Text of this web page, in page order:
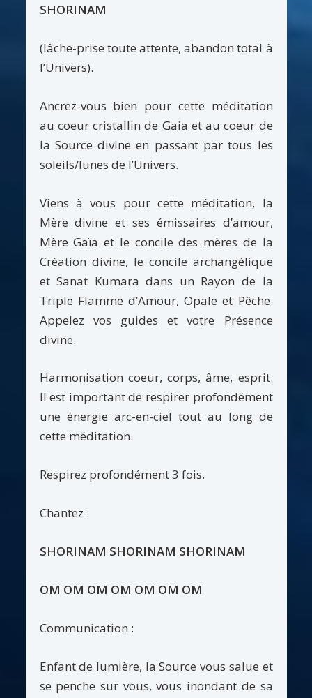
SHORINAM
(lâche-prise toute attente, abandon total à
l’Univers).
Ancrez-vous bien pour cette méditation
au coeur cristallin de Gaia et au coeur de
la Source divine en passant par tous les
soleils/lunes de l’Univers.
Viens à vous pour cette méditation, la
Mère divine et ses émissaires d’amour,
Mère Gaïa et le concile des mères de la
Création divine, le concile archangélique
et Sanat Kumara dans un Rayon de la
Triple Flamme d’Amour, Opale et Pêche.
Appelez vos guides et votre Présence
divine.
Harmonisation coeur, corps, âme, esprit.
Il est important de respirer profondément
une énergie arc-en-ciel tout au long de
cette méditation.
Respirez profondément 3 fois.
Chantez :
SHORINAM SHORINAM SHORINAM
OM OM OM OM OM OM OM
Communication :
Enfant de lumière, la Source vous salue et
se penche sur vous, vous inondant de sa